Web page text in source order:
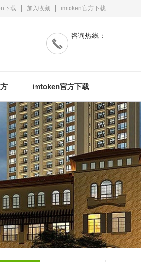
下载 加入收藏 imtoken官方下载
咨询热线：
imtoken官方下载